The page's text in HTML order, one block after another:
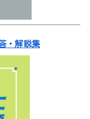
・解説集